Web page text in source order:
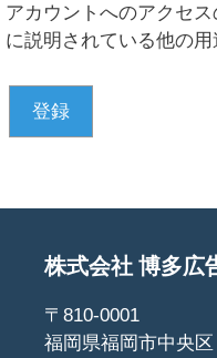
アカウントへのアクセス
に説明されている他の用
登録
株式会社 博多広
〒810-0001
福岡県福岡市中央区